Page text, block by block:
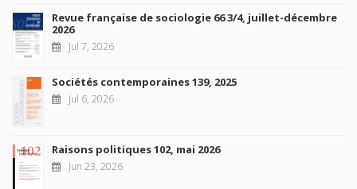
Revue française de sociologie 66 3/4, juillet-décembre
2026
Jul 7, 2026
Sociétés contemporaines 139, 2025
Jul 6, 2026
Raisons politiques 102, mai 2026
Jun 23, 2026